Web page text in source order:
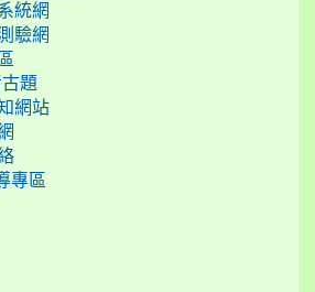
統網
驗網
題
網站
專區